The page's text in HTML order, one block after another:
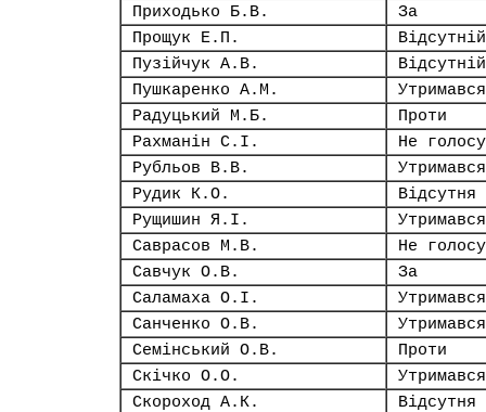
Приходько Б.В.
За
Прощук Е.П.
Відсутній
Пузійчук А.В.
Відсутній
Пушкаренко А.М.
Утримався
Радуцький М.Б.
Проти
Рахманін С.І.
Не
Рубльов В.В.
Утримався
Рудик К.О.
Відсутня
Рущишин Я.І.
Утримався
Саврасов М.В.
Не
Савчук О.В.
За
Саламаха О.І.
Утримався
Санченко О.В.
Утримався
Семінський О.В.
Проти
Скічко О.О.
Утримався
Скороход А.К.
Відсутня